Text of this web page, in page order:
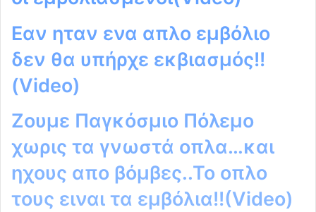
Εαν ηταν ενα απλο εμβόλιο
δεν θα υπήρχε εκβιασμός!!
(Video)
Ζουμε Παγκόσμιο Πόλεμο
χωρις τα γνωστά οπλα…και
ηχους απο βόμβες..Το οπλο
τους ειναι τα εμβόλια!!(Video)